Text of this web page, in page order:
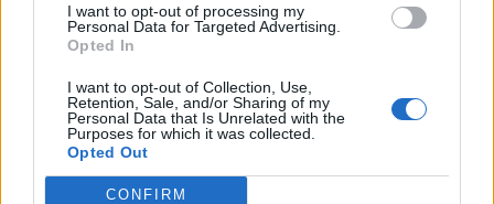
I want to opt-out of processing my
Personal Data for Targeted Advertising.
Opted In
I want to opt-out of Collection, Use,
Retention, Sale, and/or Sharing of my
Personal Data that Is Unrelated with the
Purposes for which it was collected.
Opted Out
CONFIRM
Médiatér
Liget
Krónika
Bihari Napló
Erdélyi Napló